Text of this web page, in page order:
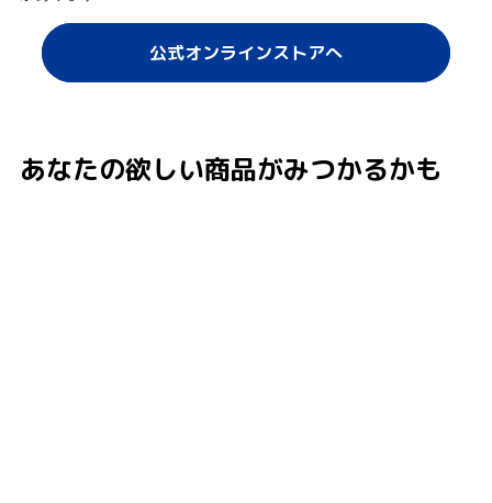
公式オンラインストアへ
あなたの欲しい商品がみつかるかも